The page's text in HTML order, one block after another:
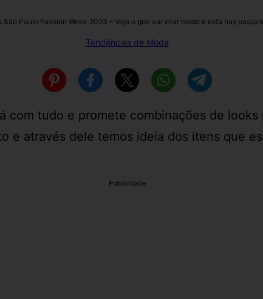
São Paulo Fashion Week 2023 – Veja o que vai virar moda e está nas
Tendências de Moda
com tudo e promete combinações de
e através dele temos ideia dos itens que
Publicidade